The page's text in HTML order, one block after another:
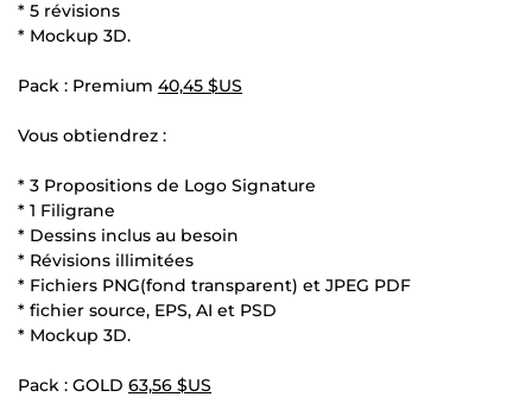
* 5 révisions
* Mockup 3D.
Pack : Premium 40,45 $US
Vous obtiendrez :
* 3 Propositions de Logo Signature
* 1 Filigrane
* Dessins inclus au besoin
* Révisions illimitées
* Fichiers PNG(fond transparent) et JPEG PDF
* fichier source, EPS, AI et PSD
* Mockup 3D.
Pack : GOLD 63,56 $US